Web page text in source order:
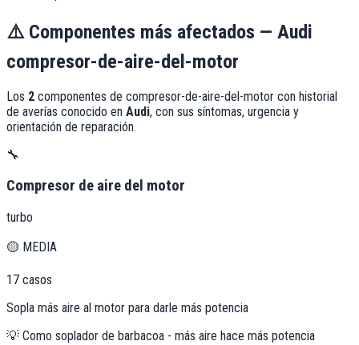
⚠️Componentes más afectados — Audi
compresor-de-aire-del-motor
Los 2 componentes de compresor-de-aire-del-motor con historial
de averías conocido en Audi, con sus síntomas, urgencia y
orientación de reparación.
🔧
Compresor de aire del motor
turbo
🟡 MEDIA
17 casos
Sopla más aire al motor para darle más potencia
💡 Como soplador de barbacoa - más aire hace más potencia